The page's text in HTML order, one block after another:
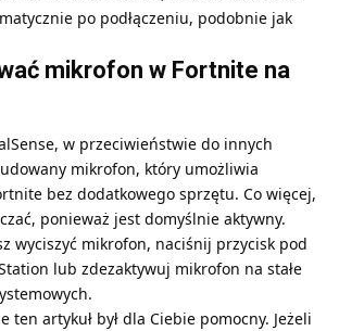
po podłączeniu, podobnie jak
mikrofon w Fortnite na
w przeciwieństwie do innych
mikrofon, który umożliwia
bez dodatkowego sprzętu. Co więcej,
ponieważ jest domyślnie aktywny.
wyciszyć mikrofon, naciśnij przycisk pod
lub zdezaktywuj mikrofon na stałe
ten artykuł był dla Ciebie pomocny. Jeżeli